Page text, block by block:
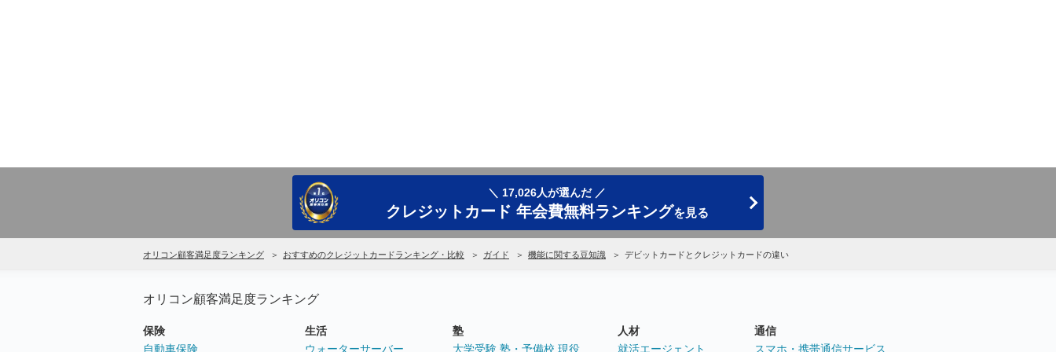
＼ 17,026人が選んだ ／
クレジットカード 年会費無料ランキングを見る
オリコン顧客満足度ランキング おすすめのクレジットカードランキング・比較 ガイド 機能に関する豆知識 デビットカードとクレジットカードの違い
オリコン顧客満足度ランキング
保険
自動車保険
生活
ウォーターサーバー
塾
大学受験 塾・予備校 現役
人材
就活エージェント
通信
スマホ・携帯通信サービス